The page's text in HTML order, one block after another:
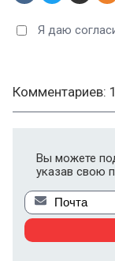
Я даю
Комментариев: 1
Вы можете
указав свою